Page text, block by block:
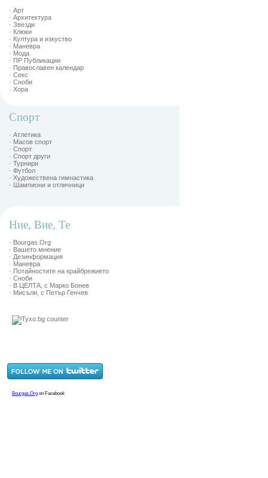
· Арт
· Архитектура
· Звезди
· Клюки
· Култура и изкуство
· Маневра
· Мода
· ПР Публикации
· Православен календар
· Секс
· Сноби
· Хора
Спорт
· Атлетика
· Масов спорт
· Спорт
· Спорт други
· Турнири
· Футбол
· Художествена гимнастика
· Шампиони и отличници
Ние, Вие, Те
· Bourgas.Org
· Вашето мнение
· Дезинформация
· Маневра
· Потайностите на крайбрежието
· Сноби
· В ЦЕЛТА, с Марко Бонев
· Мисъли, с Петър Генчев